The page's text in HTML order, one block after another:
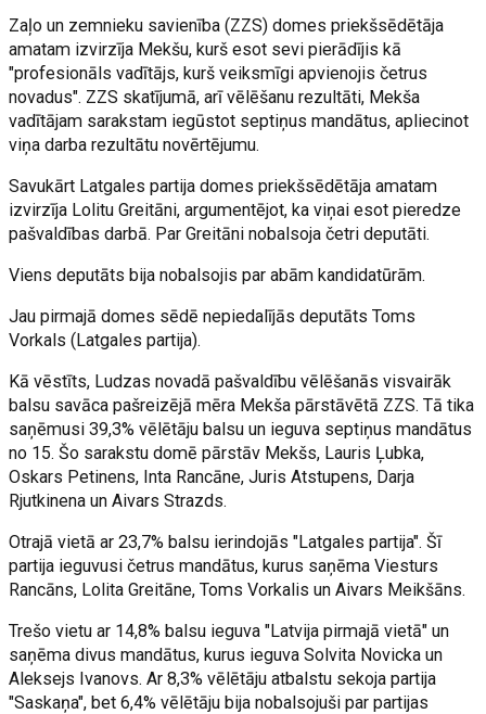
Zaļo un zemnieku savienība (ZZS) domes priekšsēdētāja
amatam izvirzīja Mekšu, kurš esot sevi pierādījis kā
"profesionāls vadītājs, kurš veiksmīgi apvienojis četrus
novadus". ZZS skatījumā, arī vēlēšanu rezultāti, Mekša
vadītājam sarakstam iegūstot septiņus mandātus, apliecinot
viņa darba rezultātu novērtējumu.
Savukārt Latgales partija domes priekšsēdētāja amatam
izvirzīja Lolitu Greitāni, argumentējot, ka viņai esot pieredze
pašvaldības darbā. Par Greitāni nobalsoja četri deputāti.
Viens deputāts bija nobalsojis par abām kandidatūrām.
Jau pirmajā domes sēdē nepiedalījās deputāts Toms
Vorkals (Latgales partija).
Kā vēstīts, Ludzas novadā pašvaldību vēlēšanās visvairāk
balsu savāca pašreizējā mēra Mekša pārstāvētā ZZS. Tā tika
saņēmusi 39,3% vēlētāju balsu un ieguva septiņus mandātus
no 15. Šo sarakstu domē pārstāv Mekšs, Lauris Ļubka,
Oskars Petinens, Inta Rancāne, Juris Atstupens, Darja
Rjutkinena un Aivars Strazds.
Otrajā vietā ar 23,7% balsu ierindojās "Latgales partija". Šī
partija ieguvusi četrus mandātus, kurus saņēma Viesturs
Rancāns, Lolita Greitāne, Toms Vorkalis un Aivars Meikšāns.
Trešo vietu ar 14,8% balsu ieguva "Latvija pirmajā vietā" un
saņēma divus mandātus, kurus ieguva Solvita Novicka un
Aleksejs Ivanovs. Ar 8,3% vēlētāju atbalstu sekoja partija
"Saskaņa", bet 6,4% vēlētāju bija nobalsojuši par partijas